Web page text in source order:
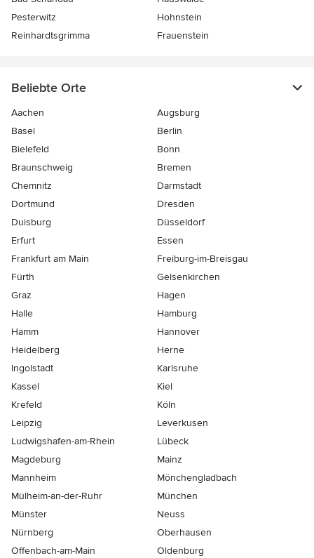
Pesterwitz
Hohnstein
Reinhardtsgrimma
Frauenstein
Beliebte Orte
Aachen
Augsburg
Basel
Berlin
Bielefeld
Bonn
Braunschweig
Bremen
Chemnitz
Darmstadt
Dortmund
Dresden
Duisburg
Düsseldorf
Erfurt
Essen
Frankfurt am Main
Freiburg-im-Breisgau
Fürth
Gelsenkirchen
Graz
Hagen
Halle
Hamburg
Hamm
Hannover
Heidelberg
Herne
Ingolstadt
Karlsruhe
Kassel
Kiel
Krefeld
Köln
Leipzig
Leverkusen
Ludwigshafen-am-Rhein
Lübeck
Magdeburg
Mainz
Mannheim
Mönchen­gladbach
Mülheim-an-der-Ruhr
München
Münster
Neuss
Nürnberg
Oberhausen
Offenbach-am-Main
Oldenburg